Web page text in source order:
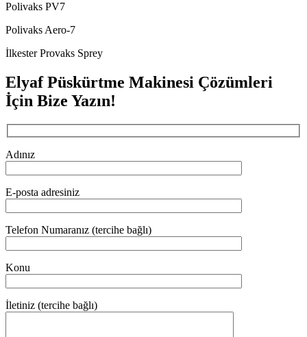
Polivaks PV7
Polivaks Aero-7
İlkester Provaks Sprey
Elyaf Püskürtme Makinesi Çözümleri
İçin Bize Yazın!
Adınız
E-posta adresiniz
Telefon Numaranız (tercihe bağlı)
Konu
İletiniz (tercihe bağlı)